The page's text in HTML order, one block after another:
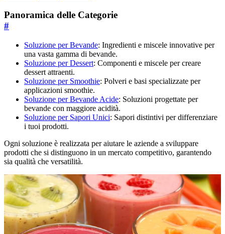
Panoramica delle Categorie
#
Soluzione per Bevande: Ingredienti e miscele innovative per
una vasta gamma di bevande.
Soluzione per Dessert: Componenti e miscele per creare
dessert attraenti.
Soluzione per Smoothie: Polveri e basi specializzate per
applicazioni smoothie.
Soluzione per Bevande Acide: Soluzioni progettate per
bevande con maggiore acidità.
Soluzione per Sapori Unici: Sapori distintivi per differenziare
i tuoi prodotti.
Ogni soluzione è realizzata per aiutare le aziende a sviluppare
prodotti che si distinguono in un mercato competitivo, garantendo
sia qualità che versatilità.